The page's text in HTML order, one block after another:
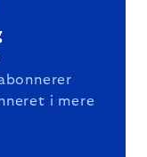
i mere